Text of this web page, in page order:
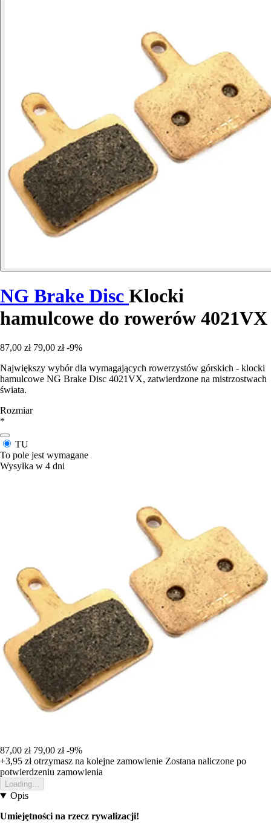
NG Brake Disc Klocki
hamulcowe do rowerów 4021VX
87,00 zł 79,00 zł -9%
Największy wybór dla wymagających rowerzystów górskich - klocki
hamulcowe NG Brake Disc 4021VX, zatwierdzone na mistrzostwach
świata.
Rozmiar
*
TU
To pole jest wymagane
Wysyłka w 4 dni
87,00 zł 79,00 zł -9%
+3,95 złotrzymasz na kolejne zamowienie Zostana naliczone po
potwierdzeniu zamowienia
Loading...
Opis
Umiejętności na rzecz rywalizacji!